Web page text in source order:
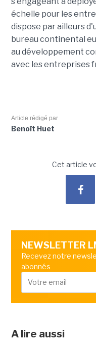
échelle pour les
dispose par ailleurs
bureau continental
au développement
avec les entreprises
Article rédigé par
Benoît Huet
Cet article
NEWSLETTER
Recevez notre
abonnés
A lire aussi